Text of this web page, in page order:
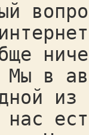
в
из
нас